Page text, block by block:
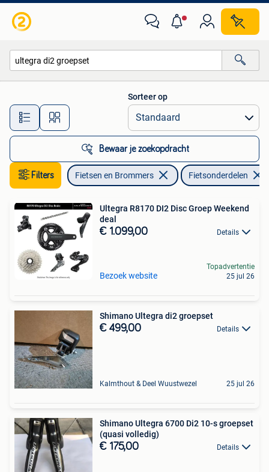
Alle afstanden…
Sorteer op
Bewaar je zoekopdracht
Filters Fietsen en Brommers Fietsonderdelen
Ultegra R8170 DI2 Disc Groep Weekend
deal
€ 1.099,00 Details
Bezoek website
Topadvertentie
25 jul 26
Shimano Ultegra di2 groepset
€ 499,00 Details
Kalmthout & Deel Wuustwezel 25 jul 26
Shimano Ultegra 6700 Di2 10-s groepset
(quasi volledig)
€ 175,00 Details